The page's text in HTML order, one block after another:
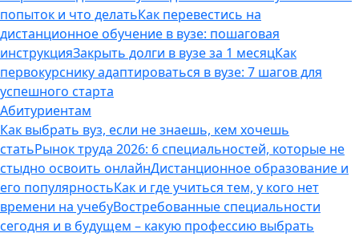
попыток и что делатьКак перевестись на
дистанционное обучение в вузе: пошаговая
инструкцияЗакрыть долги в вузе за 1 месяцКак
первокурснику адаптироваться в вузе: 7 шагов для
успешного старта
Абитуриентам
Как выбрать вуз, если не знаешь, кем хочешь
статьРынок труда 2026: 6 специальностей, которые не
стыдно освоить онлайнДистанционное образование и
его популярностьКак и где учиться тем, у кого нет
времени на учебуВостребованные специальности
сегодня и в будущем – какую профессию выбрать